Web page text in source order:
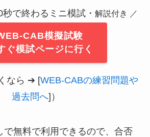
秒で終わるミニ模試・ 解説付き ／
CAB模擬試験
ぐ模試ページに行く
なら ➔ [WEB-CABの練習問題や
過去問へ]）
で無料で利用できるので、合否